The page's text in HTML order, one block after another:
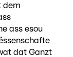
dem
ass esou
dat Ganzt